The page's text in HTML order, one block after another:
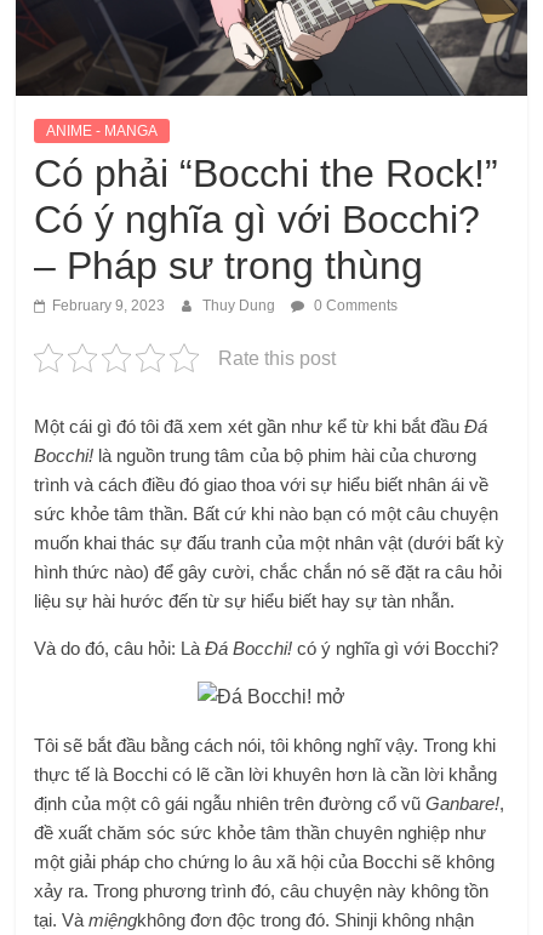
ANIME - MANGA
Có phải “Bocchi the Rock!”
Có ý nghĩa gì với Bocchi?
– Pháp sư trong thùng
February 9, 2023 Thuy Dung 0 Comments
Rate this post
Một cái gì đó tôi đã xem xét gần như kể từ khi bắt đầuĐá
Bocchi! là nguồn trung tâm của bộ phim hài của chương
trình và cách điều đó giao thoa với sự hiểu biết nhân ái về
sức khỏe tâm thần. Bất cứ khi nào bạn có một câu chuyện
muốn khai thác sự đấu tranh của một nhân vật (dưới bất kỳ
hình thức nào) để gây cười, chắc chắn nó sẽ đặt ra câu hỏi
liệu sự hài hước đến từ sự hiểu biết hay sự tàn nhẫn.
Và do đó, câu hỏi: LàĐá Bocchi! có ý nghĩa gì với Bocchi?
Tôi sẽ bắt đầu bằng cách nói, tôi không nghĩ vậy. Trong khi
thực tế là Bocchi có lẽ cần lời khuyên hơn là cần lời khẳng
định của một cô gái ngẫu nhiên trên đường cổ vũGanbare!,
đề xuất chăm sóc sức khỏe tâm thần chuyên nghiệp như
một giải pháp cho chứng lo âu xã hội của Bocchi sẽ không
xảy ra. Trong phương trình đó, câu chuyện này không tồn
tại. Vàmiệngkhông đơn độc trong đó. Shinji không nhận